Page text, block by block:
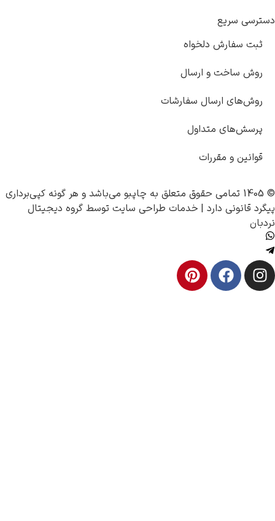
دلخواه
و ارسال
ارسال سفارشات
متداول
مقررات
چاپبومی‌باشد و هر گونه کپی‌برداری
دارد |خدمات طراحی سایتتوسطگروه دیجیتال